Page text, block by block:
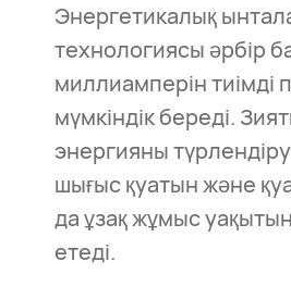
Энергетикалық
технологиясы әрбір
миллиамперін тиімді
мүмкіндік береді.
энергияны
шығыс қуатын және
да ұзақ жұмыс
етеді.